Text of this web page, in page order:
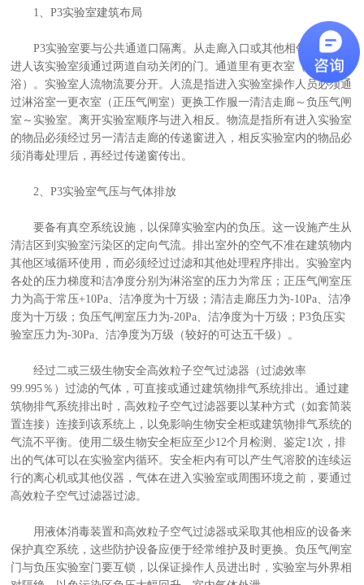
1、P3实验室建筑布局
P3实验室要与公共通道口隔离。从走廊入口或其他相邻的实验室
进人该实验室须通过两道自动关闭的门。通道里有更衣室（可随时淋
浴）。实验室人流物流要分开。人流是指进入实验室操作人员必须通
过淋浴室一更衣室（正压气闸室）更换工作服一清洁走廊～负压气闸
室～实验室。离开实验室顺序与进入相反。物流是指所有进入实验室
的物品必须经过另一清洁走廊的传递窗进入，相反实验室内的物品必
须消毒处理后，再经过传递窗传出。
2、P3实验室气压与气体排放
要备有真空系统设施，以保障实验室内的负压。这一设施产生从
清洁区到实验室污染区的定向气流。排出室外的空气不准在建筑物内
其他区域循环使用，而必须经过过滤和其他处理程序排出。实验室内
各处的压力梯度和洁净度分别为淋浴室的压力为常压；正压气闸室压
力为高于常压+10Pa、洁净度为十万级；清洁走廊压力为-10Pa、洁净
度为十万级；负压气闸室压力为-20Pa、洁净度为十万级；P3负压实
验室压力为-30Pa、洁净度为万级（较好的可达五千级）。
经过二或三级生物安全高效粒子空气过滤器（过滤效率
99.995％）过滤的气体，可直接或通过建筑物排气系统排出。通过建
筑物排气系统排出时，高效粒子空气过滤器要以某种方式（如套简装
置连接）连接到该系统上，以免影响生物安全柜或建筑物排气系统的
气流不平衡。使用二级生物安全柜应至少12个月检测、鉴定1次，排
出的气体可以在实验室内循环。安全柜内有可以产生气溶胶的连续运
行的离心机或其他仪器，气体在进入实验室或周围环境之前，要通过
高效粒子空气过滤器过滤。
用液体消毒装置和高效粒子空气过滤器或采取其他相应的设备来
保护真空系统，这些防护设备应便于经常维护及时更换。负压气闸室
门与负压实验室门要互锁，以保证操作人员进出时，实验室与外界相